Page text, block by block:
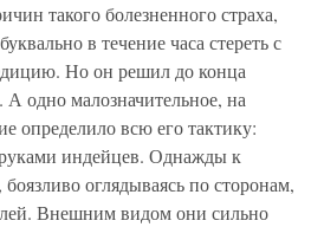
такого болезненного страха,
в течение часа стереть с
Но он решил до конца
А одно малозначительное, на
определило всю его тактику:
индейцев. Однажды к
оглядываясь по сторонам,
Внешним видом они сильно